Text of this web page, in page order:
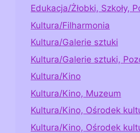
Edukacja/Żłobki, Szkoły,
Kultura/Filharmonia
Kultura/Galerie sztuki
Kultura/Galerie sztuki,
Kultura/Kino
Kultura/Kino, Muzeum
Kultura/Kino, Ośrodek
Kultura/Kino, Ośrodek